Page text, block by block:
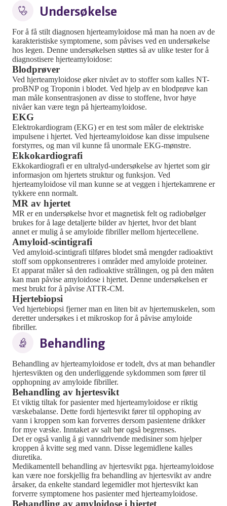
Undersøkelse
For å få stilt diagnosen hjerteamyloidose må man ha noen av de
karakteristiske symptomene, som påvises ved en undersøkelse
hos legen. Denne undersøkelsen støttes så av ulike tester for å
diagnostisere hjerteamyloidose:
Blodprøver
Ved hjerteamyloidose øker nivået av to stoffer som kalles NT-
proBNP og Troponin i blodet. Ved hjelp av en blodprøve kan
man måle konsentrasjonen av disse to stoffene, hvor høye
nivåer kan være tegn på hjerteamyloidose.
EKG
Elektrokardiogram (EKG) er en test som måler de elektriske
impulsene i hjertet. Ved hjerteamyloidose kan disse impulsene
forstyrres, og man vil kunne få unormale EKG-mønstre.
Ekkokardiografi
Ekkokardiografi er en ultralyd-undersøkelse av hjertet som gir
informasjon om hjertets struktur og funksjon. Ved
hjerteamyloidose vil man kunne se at veggen i hjertekamrene er
tykkere enn normalt.
MR av hjertet
MR er en undersøkelse hvor et magnetisk felt og radiobølger
brukes for å lage detaljerte bilder av hjertet, hvor det blant
annet er mulig å se amyloide fibriller mellom hjertecellene.
Amyloid-scintigrafi
Ved amyloid-scintigrafi tilføres blodet små mengder radioaktivt
stoff som oppkonsentreres i områder med amyloide proteiner.
Et apparat måler så den radioaktive strålingen, og på den måten
kan man påvise amyloidose i hjertet. Denne undersøkelsen er
mest brukt for å påvise ATTR-CM.
Hjertebiopsi
Ved hjertebiopsi fjerner man en liten bit av hjertemuskelen, som
deretter undersøkes i et mikroskop for å påvise amyloide
fibriller.
Behandling
Behandling av hjerteamyloidose er todelt, dvs at man behandler
hjertesvikten og den underliggende sykdommen som fører til
opphopning av amyloide fibriller.
Behandling av hjertesvikt
Et viktig tiltak for pasienter med hjerteamyloidose er riktig
væskebalanse. Dette fordi hjertesvikt fører til opphoping av
vann i kroppen som kan forverres dersom pasientene drikker
for mye væske. Inntaket av salt bør også begrenses.
Det er også vanlig å gi vanndrivende medisiner som hjelper
kroppen å kvitte seg med vann. Disse legemidlene kalles
diuretika.
Medikamentell behandling av hjertesvikt pga. hjerteamyloidose
kan være noe forskjellig fra behandling av hjertesvikt av andre
årsaker, da enkelte standard legemidler mot hjertesvikt kan
forverre symptomene hos pasienter med hjerteamyloidose.
Behandling av amyloidose i hjertet